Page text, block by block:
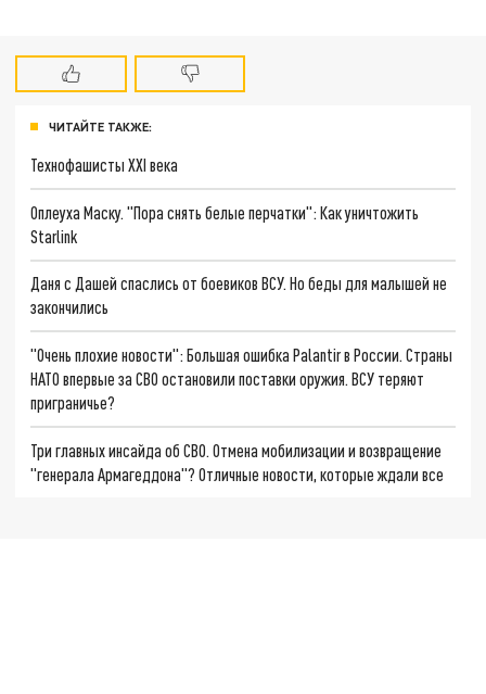
ЧИТАЙТЕ ТАКЖЕ:
Технофашисты XXI века
Оплеуха Маску. "Пора снять белые перчатки": Как уничтожить
Starlink
Даня с Дашей спаслись от боевиков ВСУ. Но беды для малышей не
закончились
"Очень плохие новости": Большая ошибка Palantir в России. Страны
НАТО впервые за СВО остановили поставки оружия. ВСУ теряют
приграничье?
Три главных инсайда об СВО. Отмена мобилизации и возвращение
"генерала Армагеддона"? Отличные новости, которые ждали все